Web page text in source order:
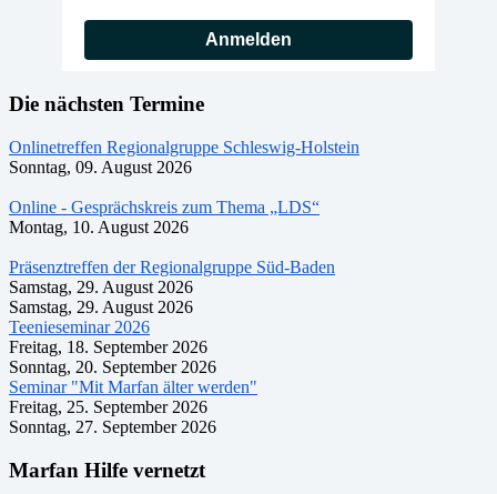
Anmelden
Die nächsten Termine
Onlinetreffen Regionalgruppe Schleswig-Holstein
Sonntag, 09. August 2026
Online - Gesprächskreis zum Thema „LDS“
Montag, 10. August 2026
Präsenztreffen der Regionalgruppe Süd-Baden
Samstag, 29. August 2026
Samstag, 29. August 2026
Teenieseminar 2026
Freitag, 18. September 2026
Sonntag, 20. September 2026
Seminar "Mit Marfan älter werden"
Freitag, 25. September 2026
Sonntag, 27. September 2026
Marfan Hilfe vernetzt